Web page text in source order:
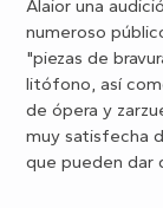
Alaior una
numeroso
"piezas de
litófono, así
de ópera y
muy satisfecha
que pueden dar